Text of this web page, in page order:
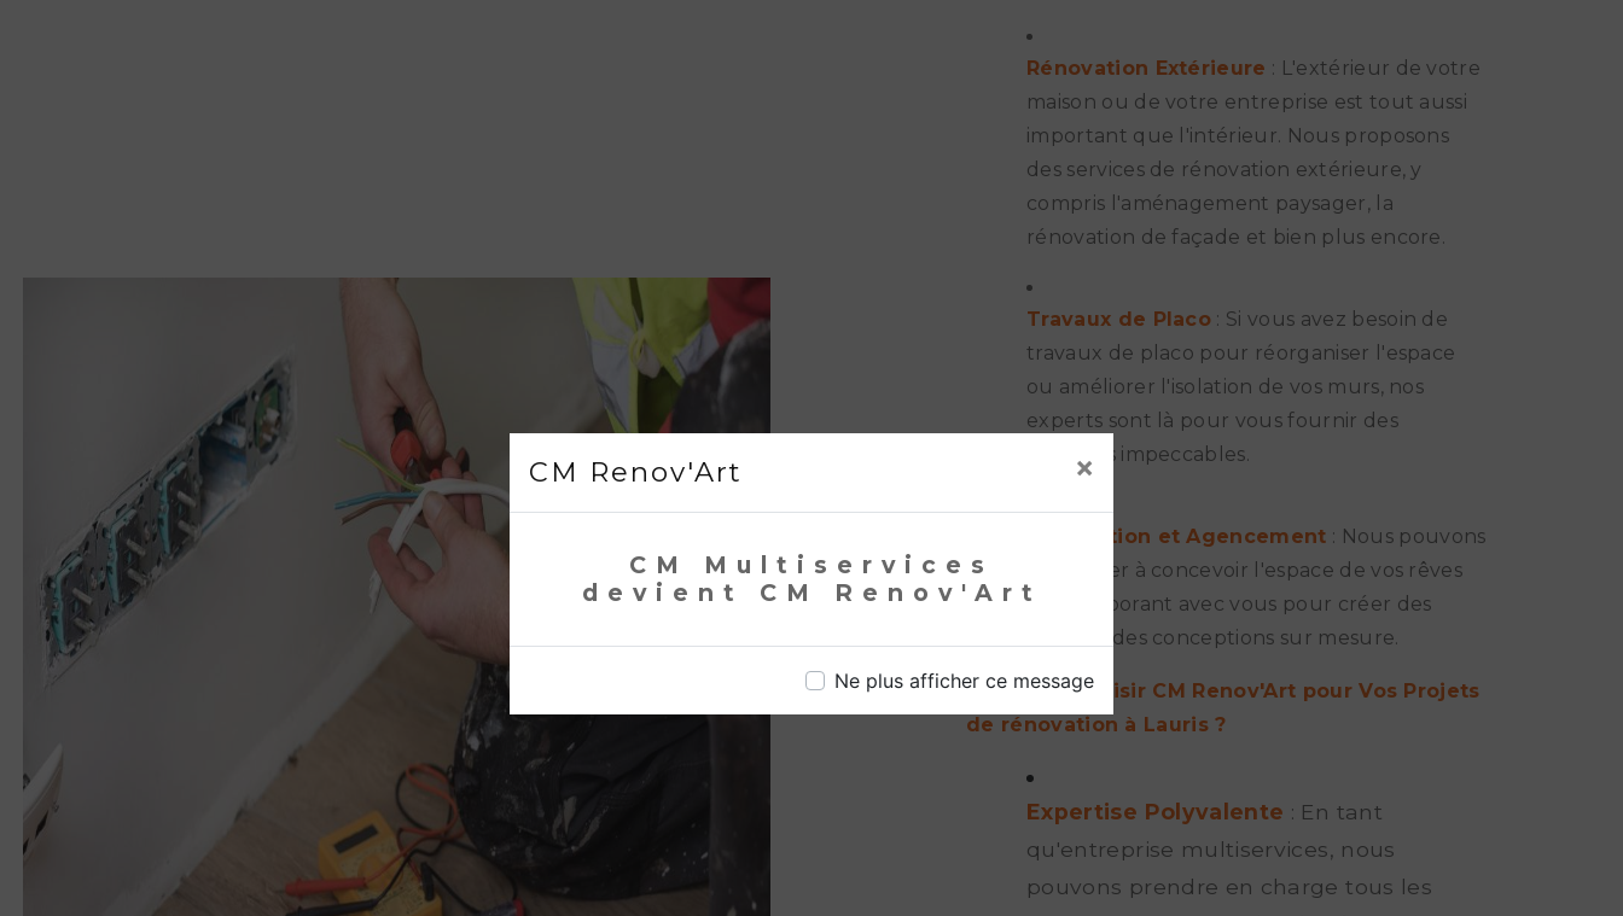
CM Renov'Art ×
CM Multiservices
devient CM Renov'Art
Ne plus afficher ce message
Rénovation Extérieure : L'extérieur de votre
maison ou de votre entreprise est tout aussi
important que l'intérieur. Nous proposons
des services de rénovation extérieure, y
compris l'aménagement paysager, la
rénovation de façade et bien plus encore.
Travaux de Placo : Si vous avez besoin de
travaux de placo pour réorganiser l'espace
ou améliorer l'isolation de vos murs, nos
experts sont là pour vous fournir des
résultats impeccables.
Conception et Agencement : Nous pouvons
vous aider à concevoir l'espace de vos rêves
en collaborant avec vous pour créer des
plans et des conceptions sur mesure.
Pourquoi Choisir CM Renov'Art pour Vos Projets
de rénovation à Lauris ?
Expertise Polyvalente : En tant
qu'entreprise multiservices, nous
pouvons prendre en charge tous les